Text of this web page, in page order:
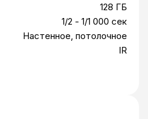
128 ГБ
1/2 - 1/1 000 сек
Настенное, потолочное
IR